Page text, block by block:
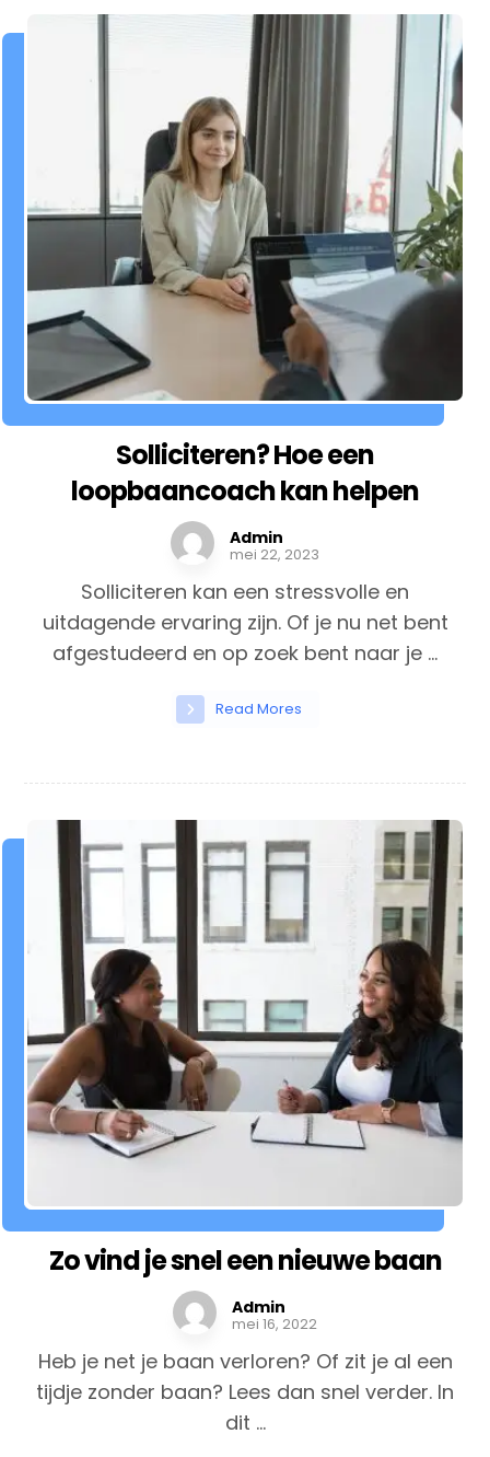
Solliciteren? Hoe een
loopbaancoach kan helpen
Admin
mei 22, 2023
Solliciteren kan een stressvolle en
uitdagende ervaring zijn. Of je nu net bent
afgestudeerd en op zoek bent naar je ...
Read Mores
Zo vind je snel een nieuwe baan
Admin
mei 16, 2022
Heb je net je baan verloren? Of zit je al een
tijdje zonder baan? Lees dan snel verder. In
dit ...